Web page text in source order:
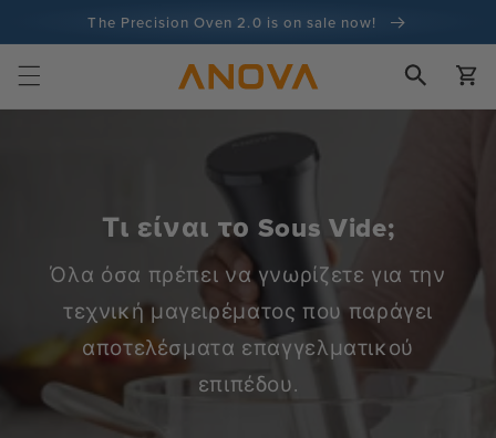
περιεχόμενο
The Precision Oven 2.0 is on sale now!
Εγγύηση επιστροφής χρημάτων 100 ημερών
100+ εκατομμύρια μάγειρες και συνεχίζει να μετράει
Καλάθι
Τι είναι το Sous Vide;
Όλα όσα πρέπει να γνωρίζετε για την
τεχνική μαγειρέματος που παράγει
αποτελέσματα επαγγελματικού
επιπέδου.